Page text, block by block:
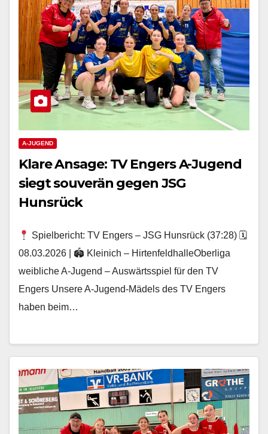
A-JUGEND
Klare Ansage: TV Engers A-Jugend
siegt souverän gegen JSG
Hunsrück
Spielbericht: TV Engers – JSG Hunsrück (37:28) 🗓
08.03.2026 | 🏟 Kleinich – HirtenfeldhalleOberliga
weibliche A‑Jugend – Auswärtsspiel für den TV
Engers Unsere A‑Jugend-Mädels des TV Engers
haben beim…